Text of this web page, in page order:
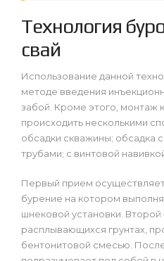
Технология
свай
Использование данной
методе введения
забой. Кроме этого, монтаж
происходить несколькими
обсадки скважины; обсадка
трубами; с винтовой
Первый прием
бурение на котором
шнековой установки. Второй
расплывающихся грунтах,
бентонитовой смесью.